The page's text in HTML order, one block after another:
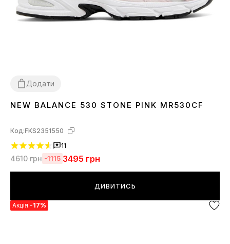
Додати
3637 38394041
NEW BALANCE 530 STONE PINK MR530CF
Код:FKS2351550
11
4610грн -1115 3495 грн
ДИВИТИСЬ
Акція -17%